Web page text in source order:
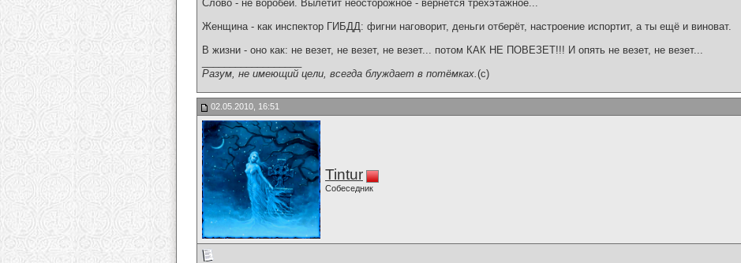
Слово - не воробей. Вылетит неосторожное - вернётся трёхэтажное...
Женщина - как инспектор ГИБДД: фигни наговорит, деньги отберёт, настроение испортит, а ты ещё и виноват.
В жизни - оно как: не везет, не везет, не везет... потом КАК НЕ ПОВЕЗЕТ!!! И опять не везет, не везет...
Разум, не имеющий цели, всегда блуждает в потёмках.(c)
02.05.2010, 16:51
Tintur
Собеседник